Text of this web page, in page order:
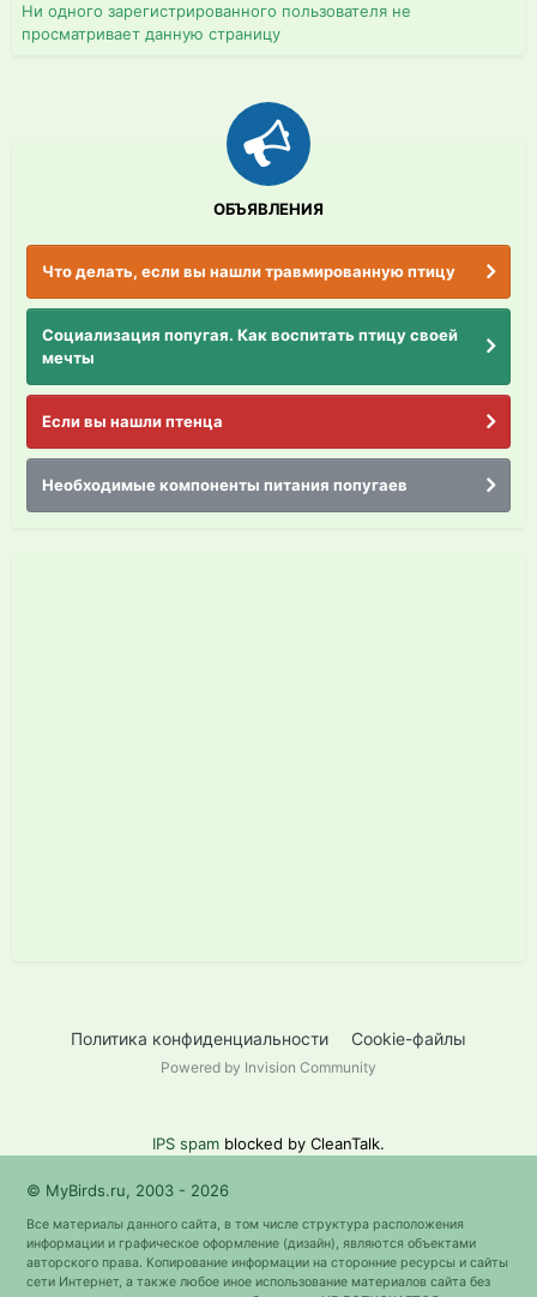
Ни одного зарегистрированного пользователя не
просматривает данную страницу
ОБЪЯВЛЕНИЯ
Что делать, если вы нашли травмированную птицу
Социализация попугая. Как воспитать птицу своей
мечты
Если вы нашли птенца
Необходимые компоненты питания попугаев
Политика конфиденциальности Cookie-файлы
Powered by Invision Community
IPS spam blocked by CleanTalk.
© MyBirds.ru, 2003 - 2026
Все материалы данного сайта, в том числе структура расположения
информации и графическое оформление (дизайн), являются объектами
авторского права. Копирование информации на сторонние ресурсы и сайты
сети Интернет, а также любое иное использование материалов сайта без